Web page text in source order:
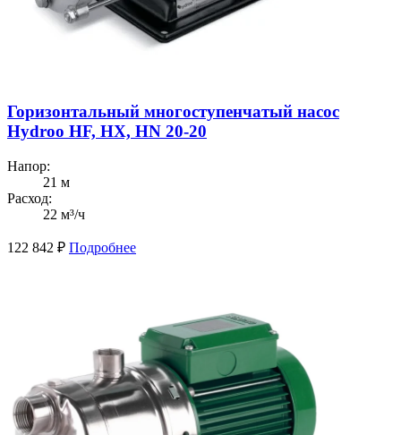
Горизонтальный многоступенчатый насос
Hydroo HF, HX, HN 20-20
Напор:
21 м
Расход:
22 м³/ч
122 842 ₽ Подробнее